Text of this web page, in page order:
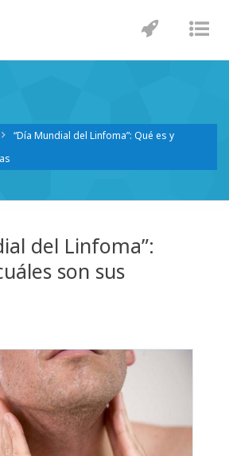
“Día Mundial del Linfoma”: Qué es y
del Linfoma”:
son sus